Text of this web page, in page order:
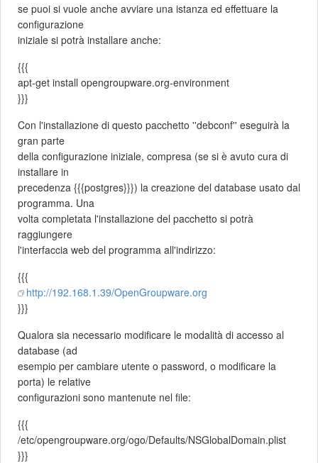
se puoi si vuole anche avviare una istanza ed effettuare la
configurazione
iniziale si potrà installare anche:
{{{
apt-get install opengroupware.org-environment
}}}
Con l'installazione di questo pacchetto ''debconf'' eseguirà la
gran parte
della configurazione iniziale, compresa (se si è avuto cura di
installare in
precedenza {{{postgres}}}) la creazione del database usato dal
programma. Una
volta completata l'installazione del pacchetto si potrà
raggiungere
l'interfaccia web del programma all'indirizzo:
{{{
http://192.168.1.39/OpenGroupware.org
}}}
Qualora sia necessario modificare le modalità di accesso al
database (ad
esempio per cambiare utente o password, o modificare la
porta) le relative
configurazioni sono mantenute nel file:
{{{
/etc/opengroupware.org/ogo/Defaults/NSGlobalDomain.plist
}}}